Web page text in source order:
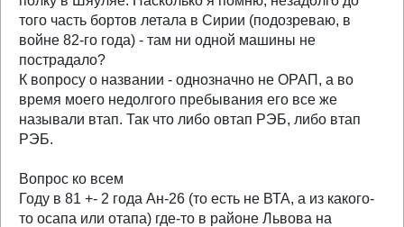
того часть бортов летала в Сирии (подозреваю, в
войне 82-го года) - там ни одной машины не
пострадало?
К вопросу о названии - однозначно не ОРАП, а во
время моего недолгого пребывания его все же
называли втап. Так что либо овтап РЭБ, либо втап
РЭБ.
Вопрос ко всем
Году в 81 +- 2 года Ан-26 (то есть не ВТА, а из какого-
то осапа или отапа) где-то в районе Львова на